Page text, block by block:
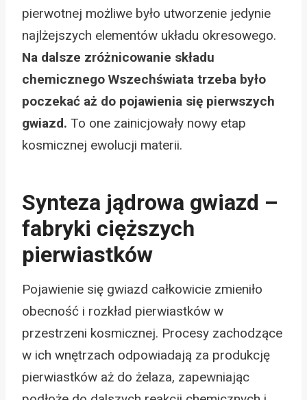
pierwotnej możliwe było utworzenie jedynie
najlżejszych elementów układu okresowego.
Na dalsze zróżnicowanie składu
chemicznego Wszechświata trzeba było
poczekać aż do pojawienia się pierwszych
gwiazd. To one zainicjowały nowy etap
kosmicznej ewolucji materii.
Synteza jądrowa gwiazd –
fabryki cięższych
pierwiastków
Pojawienie się gwiazd całkowicie zmieniło
obecność i rozkład pierwiastków w
przestrzeni kosmicznej. Procesy zachodzące
w ich wnętrzach odpowiadają za produkcję
pierwiastków aż do żelaza, zapewniając